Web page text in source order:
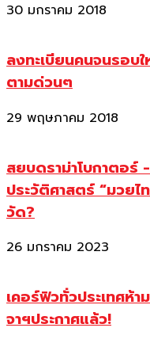
30 มกราคม 2018
ลงทะเบียนคนจนรอบ
ตามด่วนๆ
29 พฤษภาคม 2018
สยบดราม่าโบกาตอร์
ประวัติศาสตร์ “มวย
วัด?
26 มกราคม 2023
เคอร์ฟิวทั่วประเทศห้
จาฯประกาศแล้ว!